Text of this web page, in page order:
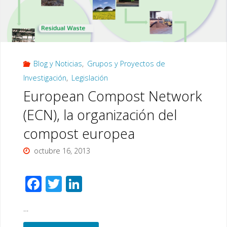
Real
Decreto
28
de
sobre
Blog y Noticias, Grupos y Proyectos de
Investigación, Legislación
European Compost Network
(ECN), la organización del
compost europea
octubre 16, 2013
F
e
T
tt
Li
k
…